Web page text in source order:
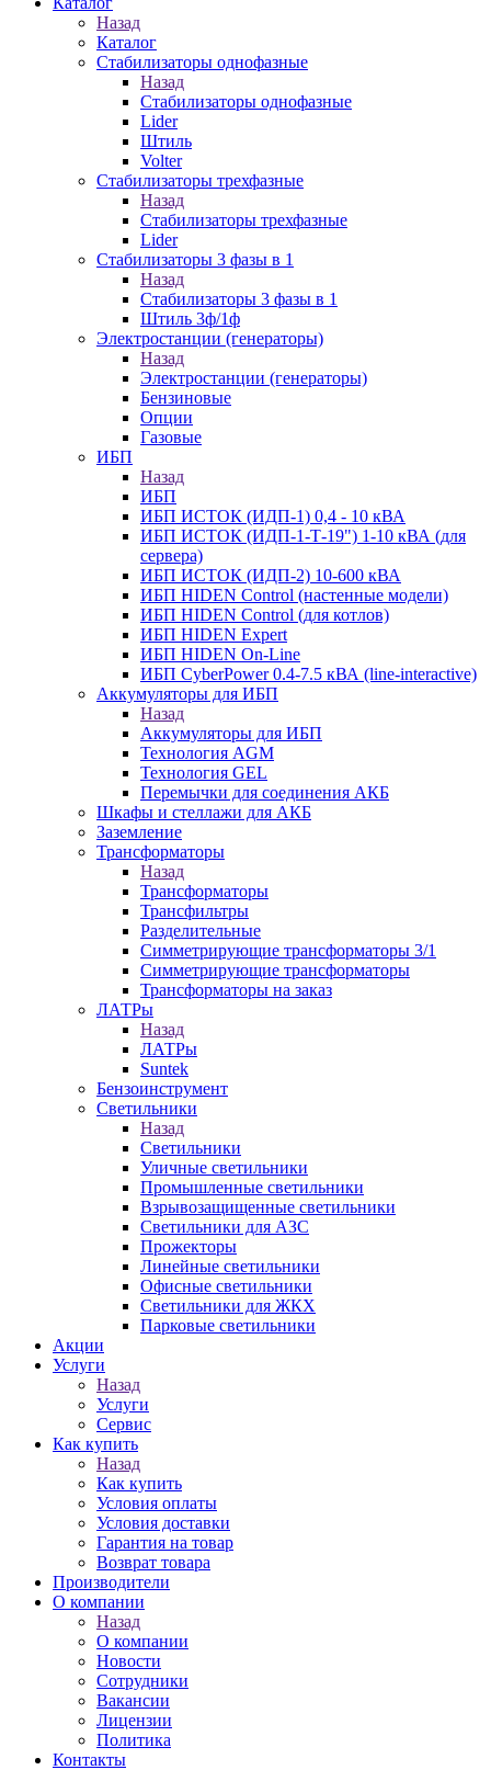
Назад
Каталог
Стабилизаторы однофазные
Назад
Стабилизаторы однофазные
Lider
Штиль
Volter
Стабилизаторы трехфазные
Назад
Стабилизаторы трехфазные
Lider
Стабилизаторы 3 фазы в 1
Назад
Стабилизаторы 3 фазы в 1
Штиль 3ф/1ф
Электростанции (генераторы)
Назад
Электростанции (генераторы)
Бензиновые
Опции
Газовые
ИБП
Назад
ИБП
ИБП ИСТОК (ИДП-1) 0,4 - 10 кВА
ИБП ИСТОК (ИДП-1-Т-19") 1-10 кВА (для
сервера)
ИБП ИСТОК (ИДП-2) 10-600 кВА
ИБП HIDEN Control (настенные модели)
ИБП HIDEN Control (для котлов)
ИБП HIDEN Expert
ИБП HIDEN On-Line
ИБП CyberPower 0.4-7.5 кВА (line-interactive)
Аккумуляторы для ИБП
Назад
Аккумуляторы для ИБП
Технология AGM
Технология GEL
Перемычки для соединения АКБ
Шкафы и стеллажи для АКБ
Заземление
Трансформаторы
Назад
Трансформаторы
Трансфильтры
Разделительные
Симметрирующие трансформаторы 3/1
Симметрирующие трансформаторы
Трансформаторы на заказ
ЛАТРы
Назад
ЛАТРы
Suntek
Бензоинструмент
Светильники
Назад
Светильники
Уличные светильники
Промышленные светильники
Взрывозащищенные светильники
Светильники для АЗС
Прожекторы
Линейные светильники
Офисные светильники
Светильники для ЖКХ
Парковые светильники
Акции
Услуги
Назад
Услуги
Сервис
Как купить
Назад
Как купить
Условия оплаты
Условия доставки
Гарантия на товар
Возврат товара
Производители
О компании
Назад
О компании
Новости
Сотрудники
Вакансии
Лицензии
Политика
Контакты